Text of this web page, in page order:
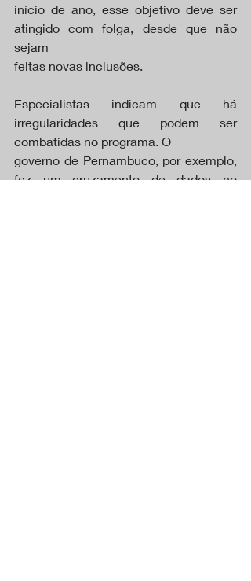
início de ano, esse objetivo deve ser
atingido com folga, desde que não
sejam
feitas novas inclusões.
Especialistas indicam que há
irregularidades que podem ser
combatidas no programa. O
governo de Pernambuco, por exemplo,
fez um cruzamento de dados no